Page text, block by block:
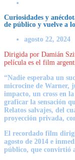
Curiosidades y
de público y vuelve a
agosto 22, 2024
Dirigida por Damián
película es el film
“Nadie esperaba un
microcine de Warner,
impacto, un cross en
graficar la sensación
Relatos salvajes, del
proyección privada,
El recordado film
agosto de 2014 e
público, que convirtió